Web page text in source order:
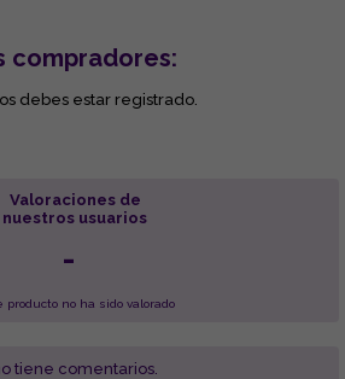
compradores:
debes estar registrado.
Valoraciones de
nuestros usuarios
-
producto no ha sido valorado
tiene comentarios.